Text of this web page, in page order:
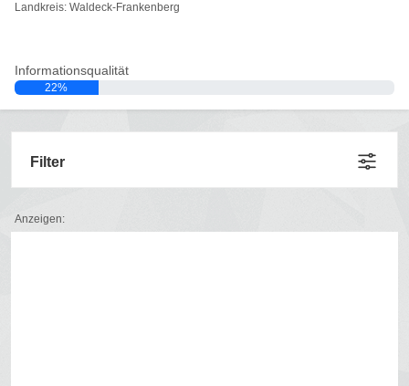
Landkreis: Waldeck-Frankenberg
Informationsqualität
22%
Filter
Anzeigen: